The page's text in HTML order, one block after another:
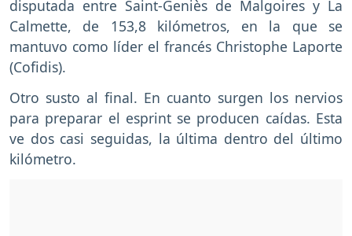
disputada entre Saint-Geniès de Malgoires y La
Calmette, de 153,8 kilómetros, en la que se
mantuvo como líder el francés Christophe Laporte
(Cofidis).
Otro susto al final. En cuanto surgen los nervios
para preparar el esprint se producen caídas. Esta
ve dos casi seguidas, la última dentro del último
kilómetro.